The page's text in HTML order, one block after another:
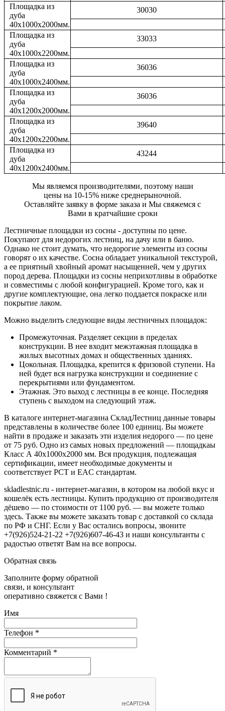
Площадка из
дуба
40х1000х2000мм.
30030
Площадка из
дуба
40х1000х2200мм.
33033
Площадка из
дуба
40х1000х2400мм.
36036
Площадка из
дуба
40х1200х2000мм.
36036
Площадка из
дуба
40х1200х2200мм.
39640
Площадка из
дуба
40х1200х2400мм.
43244
Мы являемся производителями, поэтому наши
цены на 10-15% ниже среднерыночной.
Оставляйте заявку в форме заказа и Мы свяжемся с
Вами в кратчайшие сроки
Лестничные площадки из сосны - доступны по цене.
Покупают для недорогих лестниц, на дачу или в баню.
Однако не стоит думать, что недорогие элементы из сосны
говорят о их качестве. Сосна обладает уникальной текстурой,
а ее приятный хвойный аромат насыщенней, чем у других
пород дерева. Площадки из сосны неприхотливы в обработке
и совместимы с любой конфигурацией. Кроме того, как и
другие комплектующие, она легко поддается покраске или
покрытие лаком.
Можно выделить следующие виды лестничных площадок:
Промежуточная. Разделяет секции в пределах
конструкции. В нее входит межэтажная площадка в
жилых высотных домах и общественных зданиях.
Цокольная. Площадка, крепится к фризовой ступени. На
ней будет вся нагрузка конструкции и соединение с
перекрытиями или фундаментом.
Этажная. Это выход с лестницы в ее конце. Последняя
ступень с выходом на следующий этаж.
В каталоге интернет-магазина СкладЛестниц данные товары
представлены в количестве более 100 единиц. Вы можете
найти в продаже и заказать эти изделия недорого — по цене
от 75 руб. Одно из самых новых предложений — площадкаы
Класс А 40х1000х2000 мм. Вся продукция, подлежащая
сертификации, имеет необходимые документы и
соответствует РСТ и EAC стандартам.
skladlestnic.ru - интернет-магазин, в котором на любой вкус и
кошелёк есть лестницы. Купить продукцию от производителя
дёшево — по стоимости от 1100 руб. — вы можете только
здесь. Также вы можете заказать товар с доставкой со склада
по РФ и СНГ. Если у Вас остались вопросы, звоните
+7(926)524-21-22 +7(926)607-46-43 и наши консультанты с
радостью ответят Вам на все вопросы.
Обратная связь
Заполните форму обратной
связи, и консультант
оперативно свяжется с Вами !
Имя
Телефон *
Комментарий *